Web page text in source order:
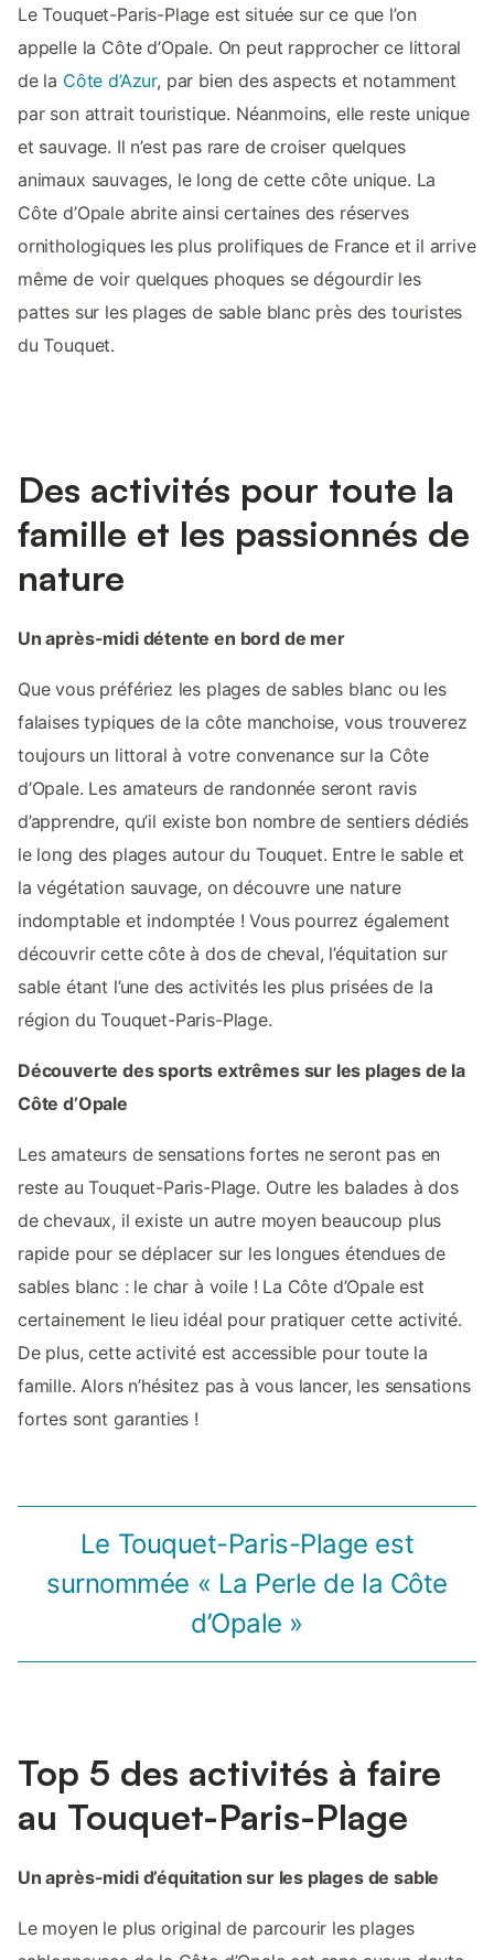
Le Touquet-Paris-Plage est située sur ce que l’on
appelle la Côte d’Opale. On peut rapprocher ce littoral
de la Côte d’Azur, par bien des aspects et notamment
par son attrait touristique. Néanmoins, elle reste unique
et sauvage. Il n’est pas rare de croiser quelques
animaux sauvages, le long de cette côte unique. La
Côte d’Opale abrite ainsi certaines des réserves
ornithologiques les plus prolifiques de France et il arrive
même de voir quelques phoques se dégourdir les
pattes sur les plages de sable blanc près des touristes
du Touquet.
Des activités pour toute la
famille et les passionnés de
nature
Un après-midi détente en bord de mer
Que vous préfériez les plages de sables blanc ou les
falaises typiques de la côte manchoise, vous trouverez
toujours un littoral à votre convenance sur la Côte
d’Opale. Les amateurs de randonnée seront ravis
d’apprendre, qu’il existe bon nombre de sentiers dédiés
le long des plages autour du Touquet. Entre le sable et
la végétation sauvage, on découvre une nature
indomptable et indomptée ! Vous pourrez également
découvrir cette côte à dos de cheval, l’équitation sur
sable étant l’une des activités les plus prisées de la
région du Touquet-Paris-Plage.
Découverte des sports extrêmes sur les plages de la
Côte d’Opale
Les amateurs de sensations fortes ne seront pas en
reste au Touquet-Paris-Plage. Outre les balades à dos
de chevaux, il existe un autre moyen beaucoup plus
rapide pour se déplacer sur les longues étendues de
sables blanc : le char à voile ! La Côte d’Opale est
certainement le lieu idéal pour pratiquer cette activité.
De plus, cette activité est accessible pour toute la
famille. Alors n’hésitez pas à vous lancer, les sensations
fortes sont garanties !
Le Touquet-Paris-Plage est
surnommée « La Perle de la Côte
d’Opale »
Top 5 des activités à faire
au Touquet-Paris-Plage
Un après-midi d’équitation sur les plages de sable
Le moyen le plus original de parcourir les plages